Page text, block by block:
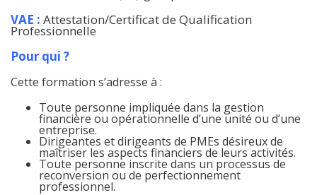
VAE : Attestation/Certificat de Qualification
Professionnelle
Pour qui ?
Cette formation s’adresse à :
Toute personne impliquée dans la gestion
financière ou opérationnelle d’une unité ou d’une
entreprise.
Dirigeantes et dirigeants de PMEs désireux de
maîtriser les aspects financiers de leurs activités.
Toute personne inscrite dans un processus de
reconversion ou de perfectionnement
professionnel.